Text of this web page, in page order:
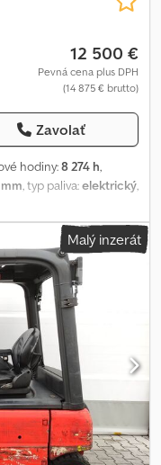
12 500 €
Pevná cena plus DPH
(14 875 € brutto)
Zavolať
hodiny:8 274 h,
, typ paliva:elektrický,
posúvač,
štvrtý ventil,
komunikáciách
Crjdpfx Aju N It Aek
Malý inzerát